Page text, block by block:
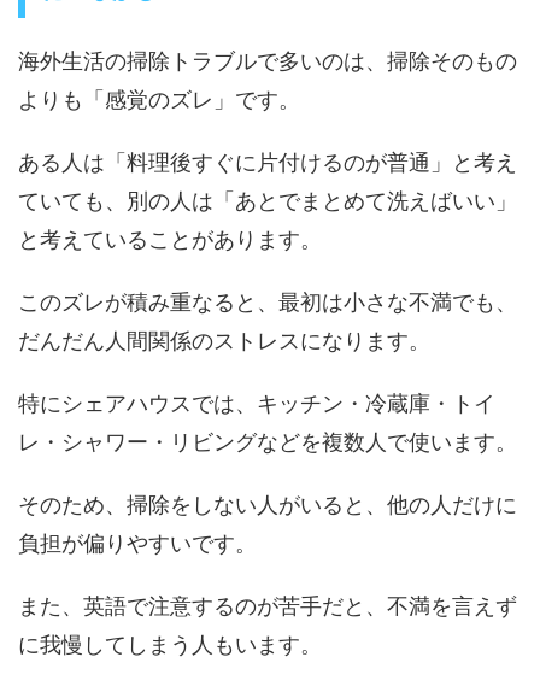
海外生活の掃除トラブルで多いのは、掃除そのもの
よりも「感覚のズレ」です。
ある人は「料理後すぐに片付けるのが普通」と考え
ていても、別の人は「あとでまとめて洗えばいい」
と考えていることがあります。
このズレが積み重なると、最初は小さな不満でも、
だんだん人間関係のストレスになります。
特にシェアハウスでは、キッチン・冷蔵庫・トイ
レ・シャワー・リビングなどを複数人で使います。
そのため、掃除をしない人がいると、他の人だけに
負担が偏りやすいです。
また、英語で注意するのが苦手だと、不満を言えず
に我慢してしまう人もいます。